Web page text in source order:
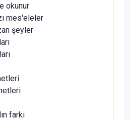
okunur
mes'eleler
şeyler
farkı